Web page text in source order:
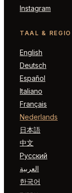
Instagram
TAAL & REGIO
English
Deutsch
Español
Italiano
Français
Nederlands
日本語
中文
Русский
العربية
한국어